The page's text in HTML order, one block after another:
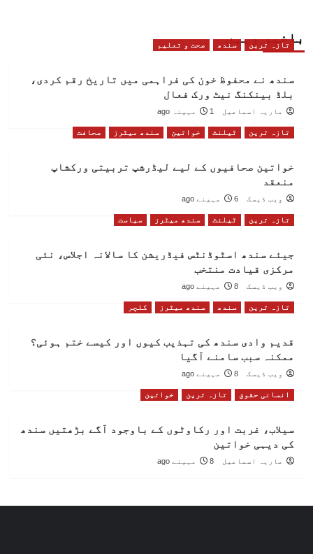
باخبر رہیں
تازہ ترین سندھ صحت و تعلیم
سندھ نے محفوظ خون کی فراہمی میں تاریخ رقم کردی،
بلڈ بینکنگ نیٹ ورک فعال
ماریہ اسماعیل 1 مہینہ ago
تازہ ترین ٹیلنٹ خواتین سندھ میٹرز صحافت
خواتین صحافیوں کے لیے لیڈرشپ تربیتی ورکشاپ
منعقد
ویب ڈیسک 6 مہینے ago
تازہ ترین ٹیلنٹ سندھ میٹرز سیاست
جیئے سندھ اسٹوڈنٹس فیڈریشن کا سالانہ اجلاس، نئی
مرکزی قیادت منتخب
ویب ڈیسک 8 مہینے ago
تازہ ترین سندھ سندھ میٹرز کلچر
قدیم وادی سندھ کی تہذیب کیوں اور کیسے ختم ہوئی؟
ممکنہ سبب سامنے آگیا
ویب ڈیسک 8 مہینے ago
انسانی حقوق تازہ ترین خواتین
سیلاب، غربت اور رکاوٹوں کے باوجود آگے بڑھتیں سندھ
کی دیہی خواتین
ماریہ اسماعیل 8 مہینے ago